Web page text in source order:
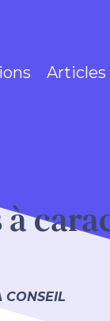
Articles